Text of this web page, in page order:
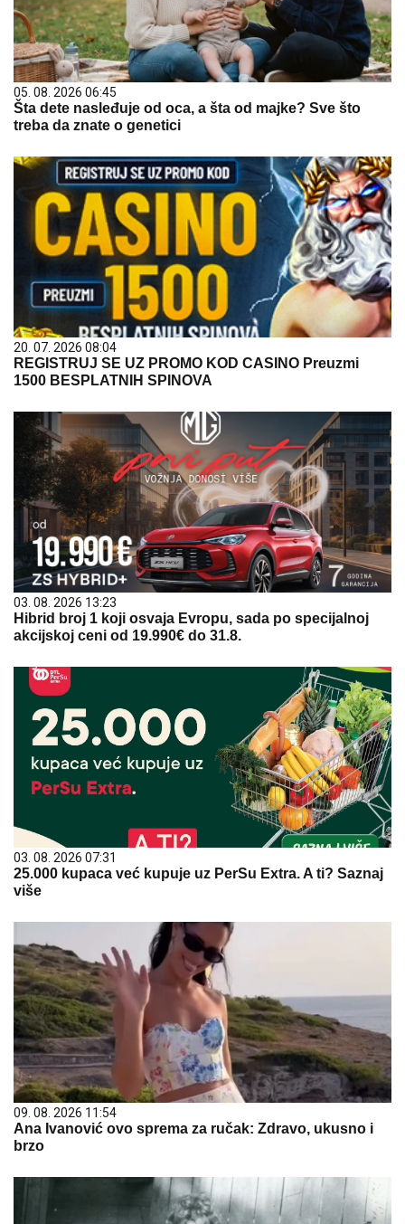
05. 08. 2026 06:45
Šta dete nasleđuje od oca, a šta od majke? Sve što
treba da znate o genetici
20. 07. 2026 08:04
REGISTRUJ SE UZ PROMO KOD CASINO Preuzmi
1500 BESPLATNIH SPINOVA
03. 08. 2026 13:23
Hibrid broj 1 koji osvaja Evropu, sada po specijalnoj
akcijskoj ceni od 19.990€ do 31.8.
03. 08. 2026 07:31
25.000 kupaca već kupuje uz PerSu Extra. A ti? Saznaj
više
09. 08. 2026 11:54
Ana Ivanović ovo sprema za ručak: Zdravo, ukusno i
brzo